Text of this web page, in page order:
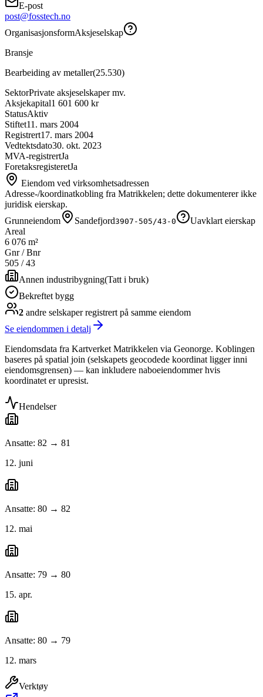
E-post
post@fosstech.no
OrganisasjonsformAksjeselskap
Bransje
Bearbeiding av metaller(25.530)
SektorPrivate aksjeselskaper mv.
Aksjekapital1 601 600 kr
StatusAktiv
Stiftet11. mars 2004
Registrert17. mars 2004
Vedtektsdato30. okt. 2023
MVA-registrertJa
ForetaksregisteretJa
Eiendom ved virksomhetsadressen
Adresse-/koordinatkobling fra Matrikkelen; dette dokumenterer ikke
juridisk eierskap.
Grunneiendom
Sandefjord3907-505/43-0
Uavklart eierskap
Areal
6 076 m²
Gnr / Bnr
505 /43
Annen industribygning(Tatt i bruk)
Bekreftet bygg
2 andre selskaperregistrert på samme eiendom
Se eiendommen i detalj
Eiendomsdata fra Kartverket Matrikkelen via Geonorge. Koblingen
baseres på spatial join (selskapets geocodede koordinat ligger inni
eiendomsgrensen) — kan inkludere naboeiendommer hvis
koordinatet er upresist.
Hendelser
Ansatte: 82 → 81
12. juni
Ansatte: 80 → 82
12. mai
Ansatte: 79 → 80
15. apr.
Ansatte: 80 → 79
12. mars
Verktøy